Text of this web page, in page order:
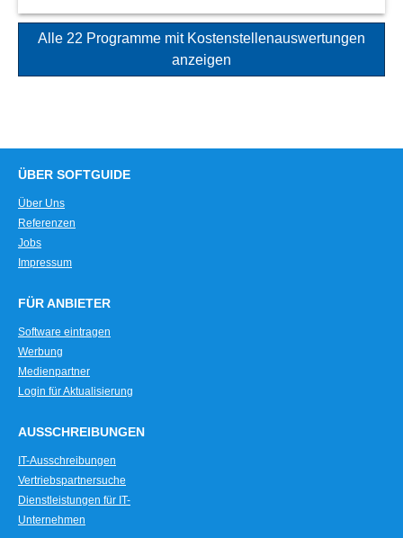
Alle 22 Programme mit Kostenstellenauswertungen
anzeigen
ÜBER SOFTGUIDE
Über Uns
Referenzen
Jobs
Impressum
FÜR ANBIETER
Software eintragen
Werbung
Medienpartner
Login für Aktualisierung
AUSSCHREIBUNGEN
IT-Ausschreibungen
Vertriebspartnersuche
Dienstleistungen für IT-
Unternehmen